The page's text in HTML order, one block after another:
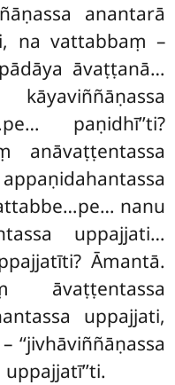
anantarā
na vattabbaṃ –
āvaṭṭanā…
paṇidhī’’ti?
anāvaṭṭentassa
nanu
uppajjati…
Āmantā.
āvaṭṭentassa
uppajjati,